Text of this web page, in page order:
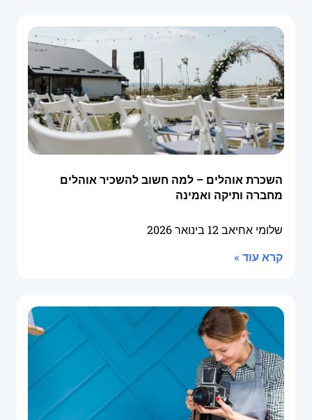
השכרת אוהלים – למה חשוב להשכיר אוהלים
מחברה ותיקה ואמינה
שלומי אחיאב12 בינואר 2026
קרא עוד »